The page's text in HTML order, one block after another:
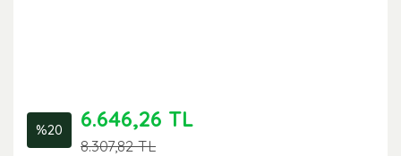
%20 6.646,26 TL
8.307,82 TL